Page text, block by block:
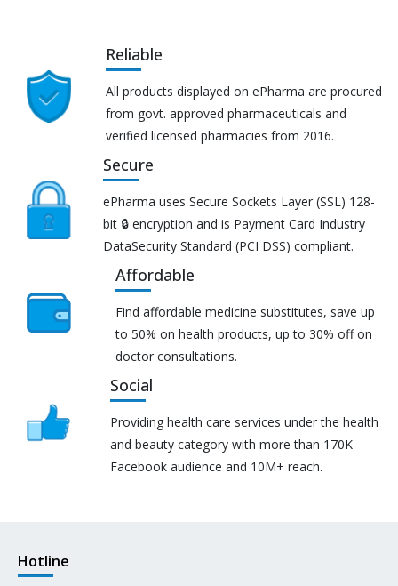
Reliable
All products displayed on ePharma are procured
from govt. approved pharmaceuticals and
verified licensed pharmacies from 2016.
Secure
ePharma uses Secure Sockets Layer (SSL) 128-
bit 🔒 encryption and is Payment Card Industry
DataSecurity Standard (PCI DSS) compliant.
Affordable
Find affordable medicine substitutes, save up
to 50% on health products, up to 30% off on
doctor consultations.
Social
Providing health care services under the health
and beauty category with more than 170K
Facebook audience and 10M+ reach.
Hotline